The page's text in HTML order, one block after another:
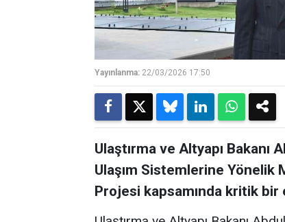
Yayınlanma: 22/03/2026 17:50
Ulaştırma ve Altyapı Bakanı
Ulaşım Sistemlerine Yönelik
Projesi kapsamında kritik bir